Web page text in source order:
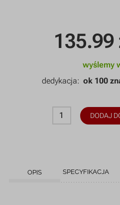
135.99
wyślemy
dedykacja:ok 100
DODAJ
OPIS SPECYFIKACJA